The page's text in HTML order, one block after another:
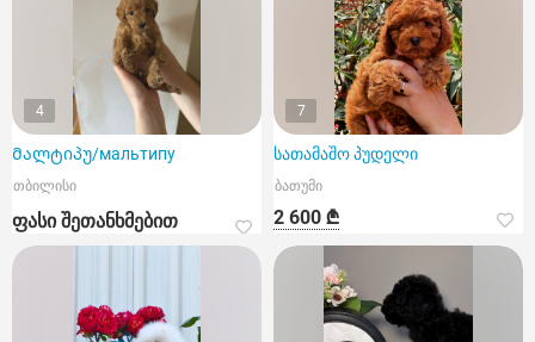
4
Მალტიპუ/мальтипу
თბილისი
ფასი შეთანხმებით
7
სათამაშო პუდელი
ბათუმი
2 600 ₾